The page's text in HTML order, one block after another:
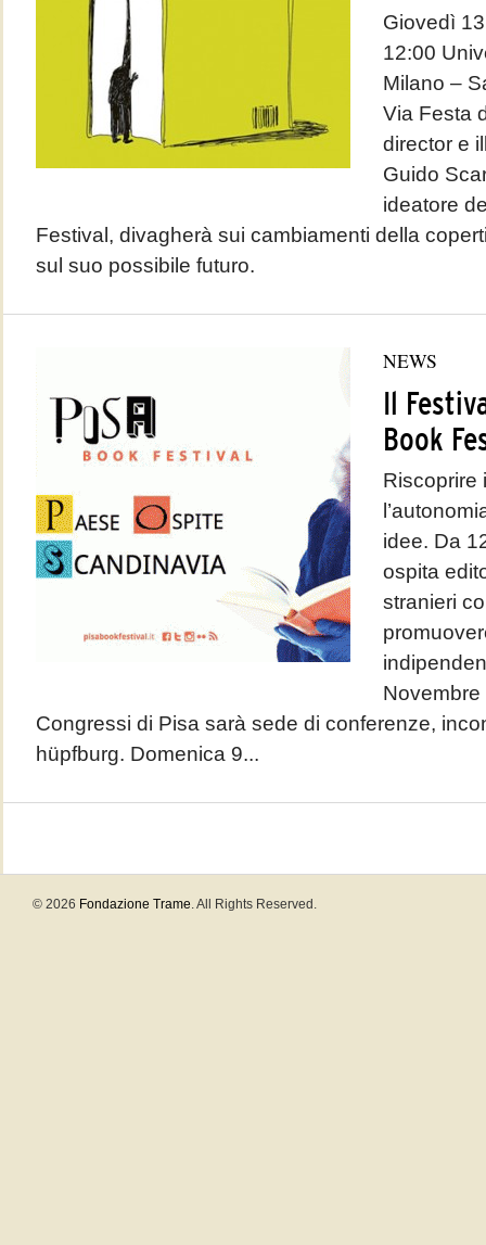
Giovedì
12:00
Milano –
Via Festa
director e
Guido
ideatore
Festival, divagherà sui cambiamenti della
sul suo possibile futuro.
NEWS
Il
Book
Riscoprire
idee. Da
ospita
stranieri
Congressi di Pisa sarà sede di conferenze,
hüpfburg. Domenica 9...
© 2026 Fondazione Trame. All Rights Reserved.